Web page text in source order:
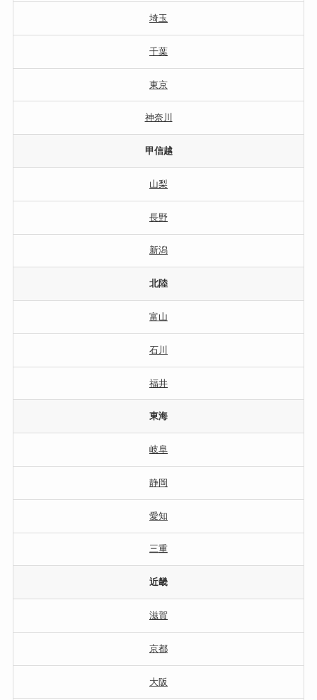
埼玉
千葉
東京
神奈川
甲信越
山梨
長野
新潟
北陸
富山
石川
福井
東海
岐阜
静岡
愛知
三重
近畿
滋賀
京都
大阪